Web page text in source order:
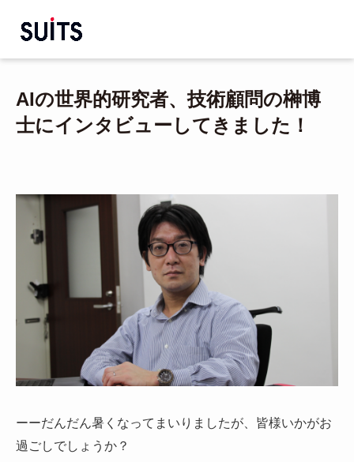
AIの世界的研究者、技術顧問の榊博
士にインタビューしてきました！
ーーだんだん暑くなってまいりましたが、皆様いかがお
過ごしでしょうか？